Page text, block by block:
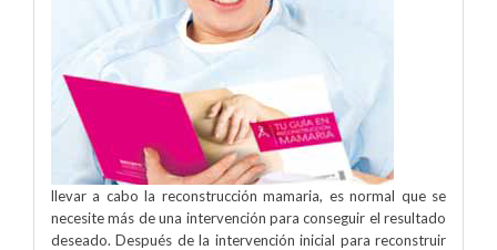
llevar a cabo la reconstrucción mamaria, es normal que se
necesite más de una intervención para conseguir el resultado
deseado. Después de la intervención inicial para reconstruir